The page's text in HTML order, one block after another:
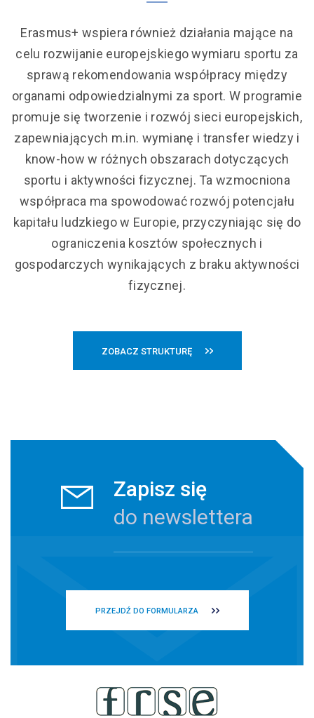
Erasmus+ wspiera również działania mające na
celu rozwijanie europejskiego wymiaru sportu za
sprawą rekomendowania współpracy między
organami odpowiedzialnymi za sport. W programie
promuje się tworzenie i rozwój sieci europejskich,
zapewniających m.in. wymianę i transfer wiedzy i
know-how w różnych obszarach dotyczących
sportu i aktywności fizycznej. Ta wzmocniona
współpraca ma spowodować rozwój potencjału
kapitału ludzkiego w Europie, przyczyniając się do
ograniczenia kosztów społecznych i
gospodarczych wynikających z braku aktywności
fizycznej.
ZOBACZ STRUKTURĘ
Zapisz się
do newslettera
PRZEJDŹ DO FORMULARZA